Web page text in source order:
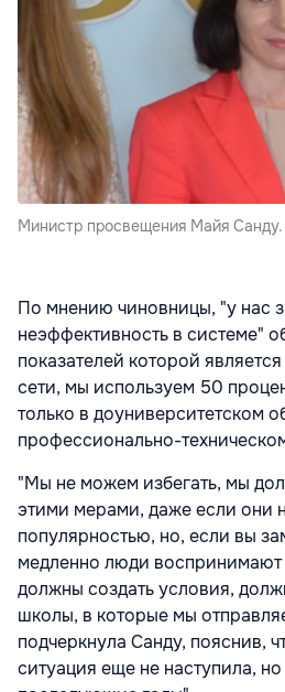
Министр просвещения Майя Санду.
По мнению чиновницы, "у нас
неэффективность в системе"
показателей которой
сети, мы используем 50
только в доуниверситетском
профессионально-
"Мы не можем избегать, мы
этими мерами, даже если они
популярностью, но, если вы
медленно люди
должны создать условия,
школы, в которые мы
подчеркнула Санду, пояснив,
ситуация еще не наступила,